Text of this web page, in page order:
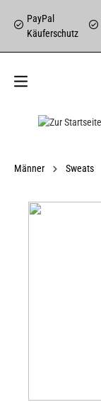
PayPal
Käuferschutz
Männer Sweats